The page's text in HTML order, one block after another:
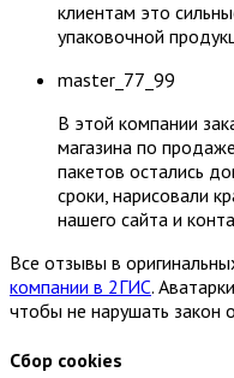
клиентам это
упаковочной
master_77_99
В этой компании
магазина по
пакетов остались
сроки, нарисовали
нашего сайта и
Все отзывы в
компании в 2ГИС.
чтобы не нарушать закон
Сбор cookies